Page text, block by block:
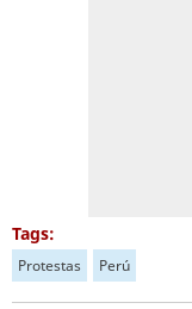
Tags:
Protestas Perú